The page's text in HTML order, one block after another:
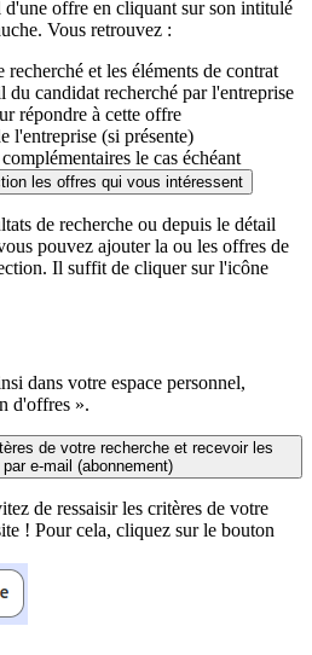
d'une offre en cliquant sur son intitulé
Vous retrouvez :
recherché et les éléments de contrat
du candidat recherché par l'entreprise
répondre à cette offre
l'entreprise (si présente)
le cas échéant
les offres qui vous intéressent
de recherche ou depuis le détail
pouvez ajouter la ou les offres de
Il suffit de cliquer sur l'icône
dans votre espace personnel,
d'offres ».
de votre recherche et recevoir les
e-mail (abonnement)
de ressaisir les critères de votre
! Pour cela, cliquez sur le bouton